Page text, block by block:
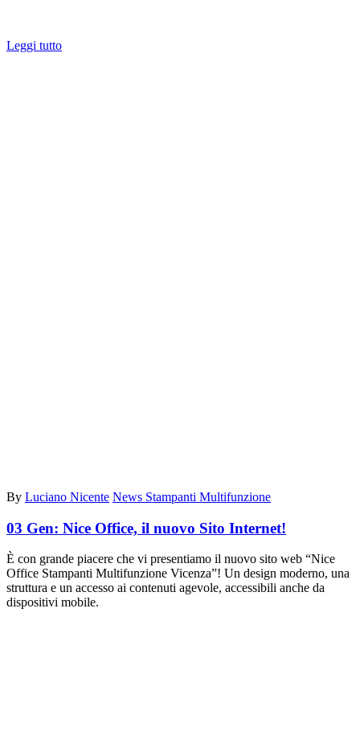
Leggi tutto
By Luciano Nicente News Stampanti Multifunzione
03 Gen: Nice Office, il nuovo Sito Internet!
È con grande piacere che vi presentiamo il nuovo sito web “Nice
Office Stampanti Multifunzione Vicenza”! Un design moderno, una
struttura e un accesso ai contenuti agevole, accessibili anche da
dispositivi mobile.